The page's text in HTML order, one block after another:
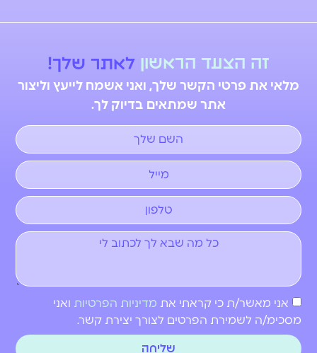
זה הצעד הראשון לאתר שלך!
מלאי את פרטי הקשר שלך, ואני אשמח לייעץ וליצור
אתר שמתאים בדיוק לך.
אני מאשר/ת כי קראתי את מדיניות הפרטיות ואני
מסכימ/ה לשמירת הפרטים לצורך יצירת קשר.
שליחה